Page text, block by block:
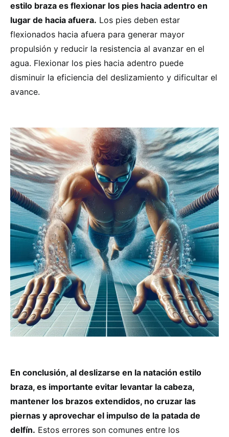
estilo braza es flexionar los pies hacia adentro en
lugar de hacia afuera. Los pies deben estar
flexionados hacia afuera para generar mayor
propulsión y reducir la resistencia al avanzar en el
agua. Flexionar los pies hacia adentro puede
disminuir la eficiencia del deslizamiento y dificultar el
avance.
En conclusión, al deslizarse en la natación estilo
braza, es importante evitar levantar la cabeza,
mantener los brazos extendidos, no cruzar las
piernas y aprovechar el impulso de la patada de
delfín. Estos errores son comunes entre los